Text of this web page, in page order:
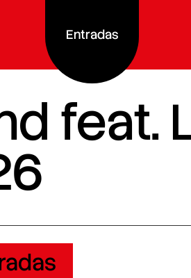
Entradas
feat.